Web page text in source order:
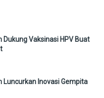
Vaksinasi HPV Buat
Luncurkan Inovasi Gempita